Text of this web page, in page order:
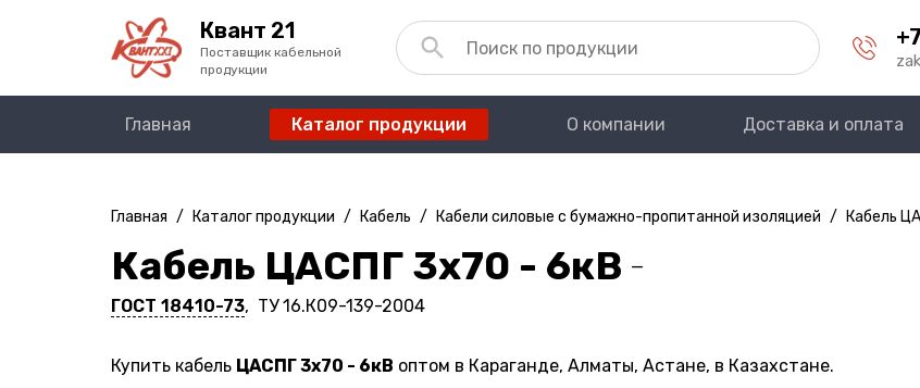
Квант 21
Поставщик кабельной
продукции
Главная Каталог продукции О компании Доставка и оплата
Главная / Каталог продукции / Кабель / Кабели силовые с бумажно-пропитанной изоляцией / Кабель
Кабель ЦАСПГ 3х70 - 6кВ —
ГОСТ 18410-73, ТУ 16.К09-139-2004
Купить кабель ЦАСПГ 3х70 - 6кВ оптом в Караганде, Алматы, Астане, в Казахстане.